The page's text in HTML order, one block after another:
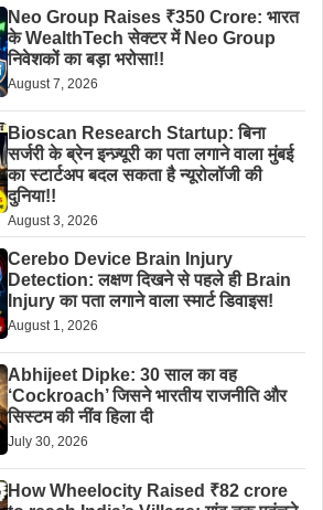
Neo Group Raises ₹350 Crore: भारत
के WealthTech सेक्टर में Neo Group
निवेशकों का बड़ा भरोसा!!
August 7, 2026
Bioscan Research Startup: बिना
सर्जरी के ब्रेन इन्ज़्यूरी का पता लगाने वाला मुंबई
का स्टार्टअप बदल सकता है न्यूरोलॉजी की
दुनिया!!
August 3, 2026
Cerebo Device Brain Injury
Detection: लक्षण दिखने से पहले ही Brain
Injury का पता लगाने वाला स्मार्ट डिवाइस!
August 1, 2026
Abhijeet Dipke: 30 साल का वह
‘Cockroach’ जिसने भारतीय राजनीति और
सिस्टम की नींव हिला दी
July 30, 2026
How Wheelocity Raised ₹82 crore